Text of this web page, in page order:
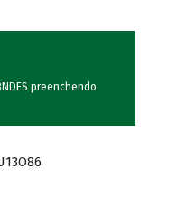
preenchendo